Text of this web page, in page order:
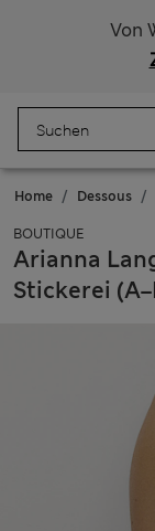
Von
Home Dessous
BOUTIQUE
Arianna
Stickerei